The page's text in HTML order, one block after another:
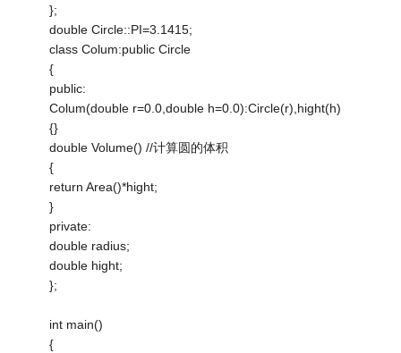
};
double Circle::PI=3.1415;
class Colum:public Circle
{
public:
Colum(double r=0.0,double h=0.0):Circle(r),hight(h)
{}
double Volume() //计算圆的体积
{
return Area()*hight;
}
private:
double radius;
double hight;
};
int main()
{